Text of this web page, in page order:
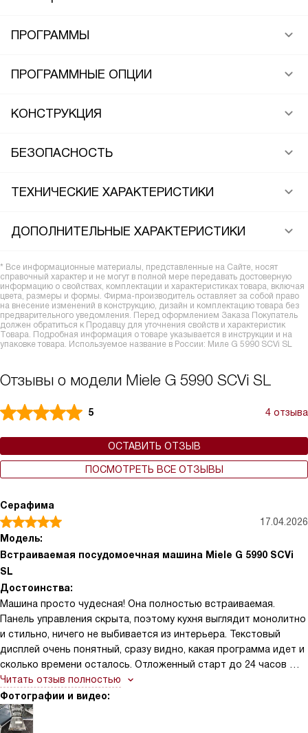
ПРОГРАММЫ
ПРОГРАММНЫЕ ОПЦИИ
КОНСТРУКЦИЯ
БЕЗОПАСНОСТЬ
ТЕХНИЧЕСКИЕ ХАРАКТЕРИСТИКИ
ДОПОЛНИТЕЛЬНЫЕ ХАРАКТЕРИСТИКИ
* Все информационные материалы, представленные на Сайте, носят
справочный характер и не могут в полной мере передавать достоверную
информацию о свойствах, комплектации и характеристиках товара, включая
цвета, размеры и формы. Фирма-производитель оставляет за собой право
на внесение изменений в конструкцию, дизайн и комплектацию товара без
предварительного уведомления. Перед оформлением Заказа Покупатель
должен обратиться к Продавцу для уточнения свойств и характеристик
Товара. Подробная информация о товаре указывается в инструкции и на
упаковке товара. Используемое название в России: Миле G 5990 SCVi SL
Отзывы о модели Miele G 5990 SCVi SL
5 4 отзыва
ОСТАВИТЬ ОТЗЫВ
ПОСМОТРЕТЬ ВСЕ ОТЗЫВЫ
Серафима
17.04.2026
Модель:
Встраиваемая посудомоечная машина Miele G 5990 SCVi
SL
Достоинства:
Машина просто чудесная! Она полностью встраиваемая.
Панель управления скрыта, поэтому кухня выглядит монолитно
и стильно, ничего не выбивается из интерьера. Текстовый
дисплей очень понятный, сразу видно, какая программа идет и
сколько времени осталось. Отложенный старт до 24 часов —
мое спасение, ставлю загрузку на ночь по ночному тарифу.
Конденсационная сушка работает отлично, никаких разводов
на бокалах.
Читать отзыв полностью
Фотографии и видео: